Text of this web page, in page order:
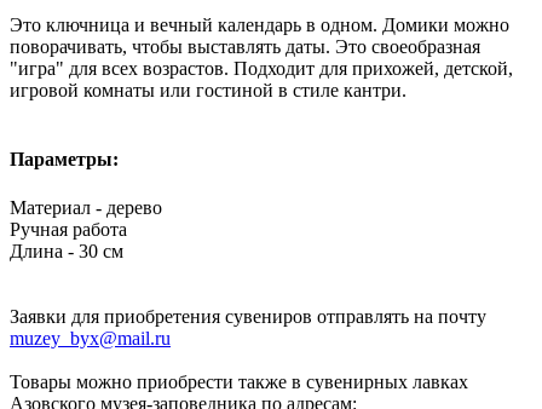
Это ключница и вечный календарь в одном. Домики можно
поворачивать, чтобы выставлять даты. Это своеобразная
"игра" для всех возрастов. Подходит для прихожей, детской,
игровой комнаты или гостиной в стиле кантри.
Параметры:
Материал - дерево
Ручная работа
Длина - 30 см
Заявки для приобретения сувениров отправлять на почту
muzey_byx@mail.ru
Товары можно приобрести также в сувенирных лавках
Азовского музея-заповедника по адресам: